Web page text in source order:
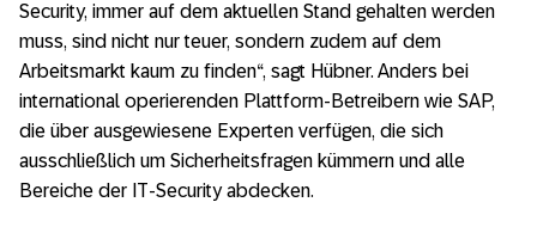
Security, immer auf dem aktuellen Stand gehalten werden
muss, sind nicht nur teuer, sondern zudem auf dem
Arbeitsmarkt kaum zu finden“, sagt Hübner. Anders bei
international operierenden Plattform-Betreibern wie SAP,
die über ausgewiesene Experten verfügen, die sich
ausschließlich um Sicherheitsfragen kümmern und alle
Bereiche der IT-Security abdecken.